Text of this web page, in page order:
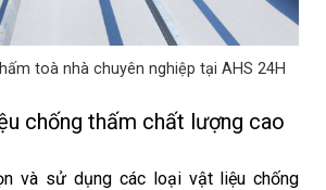
toà nhà chuyên nghiệp tại AHS 24H
chống thấm chất lượng cao
và sử dụng các loại vật liệu chống